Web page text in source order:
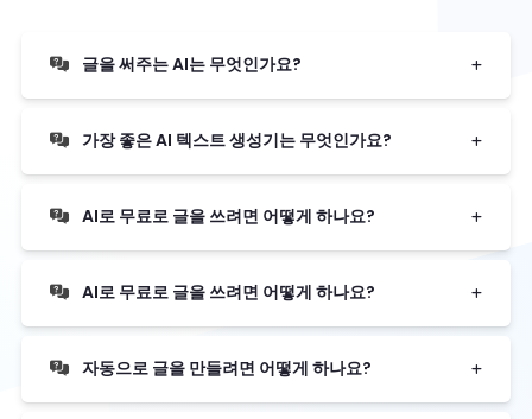
글을 써주는 AI는 무엇인가요?
가장 좋은 AI 텍스트 생성기는 무엇인가요?
AI로 무료로 글을 쓰려면 어떻게 하나요?
AI로 무료로 글을 쓰려면 어떻게 하나요?
자동으로 글을 만들려면 어떻게 하나요?